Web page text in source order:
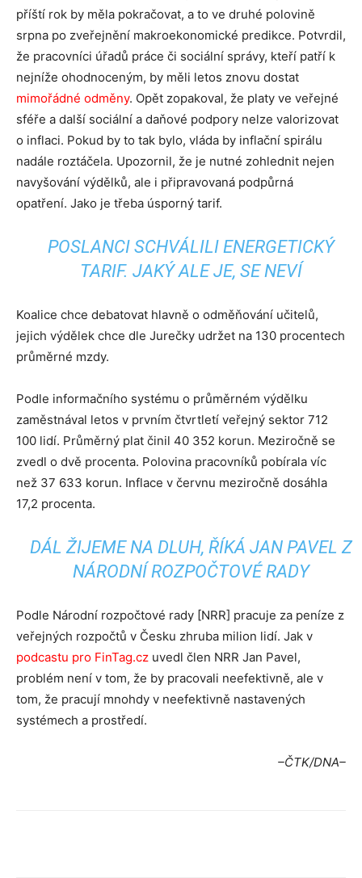
příští rok by měla pokračovat, a to ve druhé polovině
srpna po zveřejnění makroekonomické predikce. Potvrdil,
že pracovníci úřadů práce či sociální správy, kteří patří k
nejníže ohodnoceným, by měli letos znovu dostat
mimořádné odměny. Opět zopakoval, že platy ve veřejné
sféře a další sociální a daňové podpory nelze valorizovat
o inflaci. Pokud by to tak bylo, vláda by inflační spirálu
nadále roztáčela. Upozornil, že je nutné zohlednit nejen
navyšování výdělků, ale i připravovaná podpůrná
opatření. Jako je třeba úsporný tarif.
POSLANCI SCHVÁLILI ENERGETICKÝ
TARIF. JAKÝ ALE JE, SE NEVÍ
Koalice chce debatovat hlavně o odměňování učitelů,
jejich výdělek chce dle Jurečky udržet na 130 procentech
průměrné mzdy.
Podle informačního systému o průměrném výdělku
zaměstnával letos v prvním čtvrtletí veřejný sektor 712
100 lidí. Průměrný plat činil 40 352 korun. Meziročně se
zvedl o dvě procenta. Polovina pracovníků pobírala víc
než 37 633 korun. Inflace v červnu meziročně dosáhla
17,2 procenta.
DÁL ŽIJEME NA DLUH, ŘÍKÁ JAN PAVEL Z
NÁRODNÍ ROZPOČTOVÉ RADY
Podle Národní rozpočtové rady [NRR] pracuje za peníze z
veřejných rozpočtů v Česku zhruba milion lidí. Jak v
podcastu pro FinTag.cz uvedl člen NRR Jan Pavel,
problém není v tom, že by pracovali neefektivně, ale v
tom, že pracují mnohdy v neefektivně nastavených
systémech a prostředí.
–ČTK/DNA–